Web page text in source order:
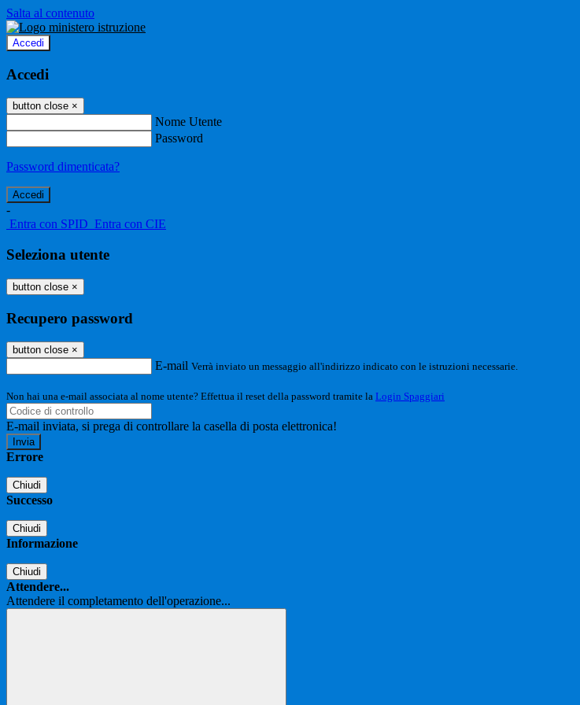
Salta al contenuto
Accedi
Accedi
button close ×
Nome Utente
Password
Password dimenticata?
-
Entra con SPID Entra con CIE
Seleziona utente
button close ×
Recupero password
button close ×
E-mail Verrà inviato un messaggio all'indirizzo indicato con le istruzioni necessarie.
Non hai una e-mail associata al nome utente? Effettua il reset della password tramite la Login Spaggiari
E-mail inviata, si prega di controllare la casella di posta elettronica!
Errore
Chiudi
Successo
Chiudi
Informazione
Chiudi
Attendere...
Attendere il completamento dell'operazione...